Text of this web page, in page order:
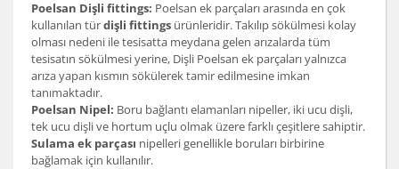
Poelsan Dişli fittings: Poelsan ek parçaları arasında en çok
kullanılan türdişli fittings ürünleridir. Takılıp sökülmesi kolay
olması nedeni ile tesisatta meydana gelen arızalarda tüm
tesisatın sökülmesi yerine, Dişli Poelsan ek parçaları yalnızca
arıza yapan kısmın sökülerek tamir edilmesine imkan
tanımaktadır.
Poelsan Nipel: Boru bağlantı elamanları nipeller, iki ucu dişli,
tek ucu dişli ve hortum uçlu olmak üzere farklı çeşitlere sahiptir.
Sulama ek parçası nipelleri genellikle boruları birbirine
bağlamak için kullanılır.